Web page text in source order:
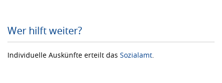
Wer hilft weiter?
Individuelle Auskünfte erteilt das Sozialamt